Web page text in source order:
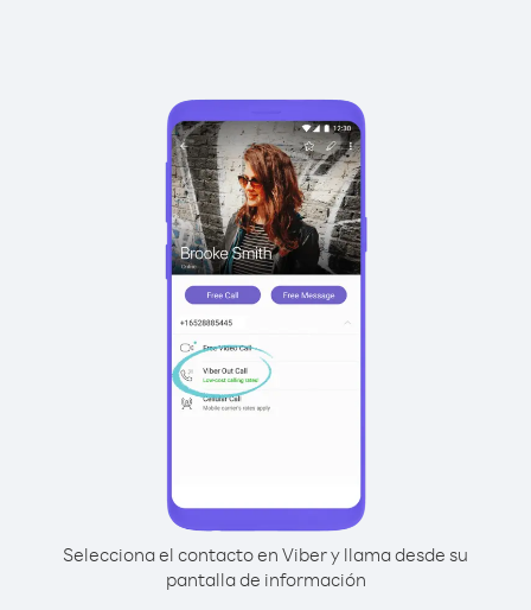
Selecciona el contacto en Viber y llama desde su
pantalla de información